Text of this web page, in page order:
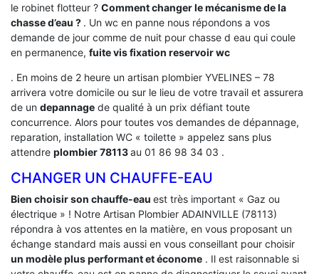
le robinet flotteur ? Comment changer le mécanisme de la
chasse d’eau ? . Un wc en panne nous répondons a vos
demande de jour comme de nuit pour chasse d eau qui coule
en permanence, fuite vis fixation reservoir wc
. En moins de 2 heure un artisan plombier YVELINES – 78
arrivera votre domicile ou sur le lieu de votre travail et assurera
de un depannage de qualité à un prix défiant toute
concurrence. Alors pour toutes vos demandes de dépannage,
reparation, installation WC « toilette » appelez sans plus
attendre plombier 78113au 01 86 98 34 03 .
CHANGER UN CHAUFFE-EAU
Bien choisir son chauffe-eau est très important « Gaz ou
électrique » ! Notre Artisan Plombier ADAINVILLE (78113)
répondra à vos attentes en la matière, en vous proposant un
échange standard mais aussi en vous conseillant pour choisir
un modèle plus performant et économe . Il est raisonnable si